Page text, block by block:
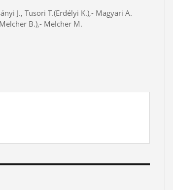
J., Tusori T.(Erdélyi K.),- Magyari A.
B.),- Melcher M.